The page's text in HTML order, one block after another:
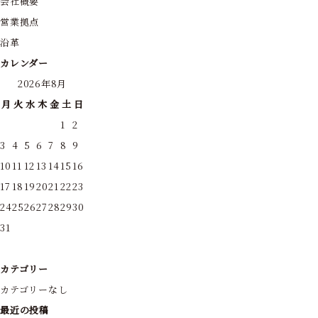
営業拠点
沿革
カレンダー
2026年8月
月 火水 木金 土 日
1 2
3 4 5 6 7 8 9
10 11 12 13 1415 16
17 18 1920212223
24252627282930
31
カテゴリー
カテゴリーなし
最近の投稿